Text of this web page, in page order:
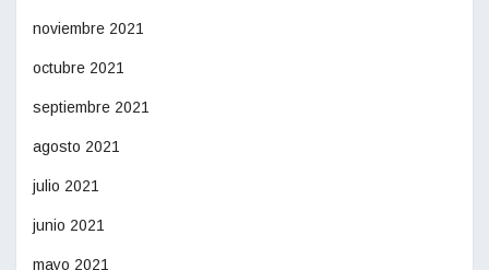
noviembre 2021
octubre 2021
septiembre 2021
agosto 2021
julio 2021
junio 2021
mayo 2021